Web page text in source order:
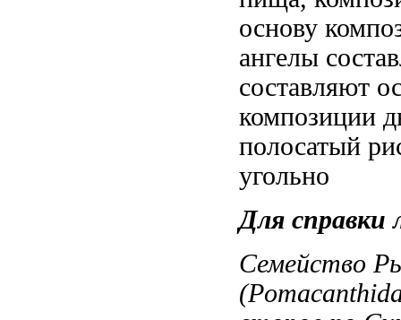
основу
ангелы
составляют
композиции
полосатый
угольно
Для справки
Семейство